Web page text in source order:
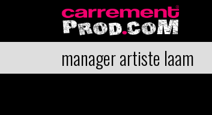
manager artiste laam